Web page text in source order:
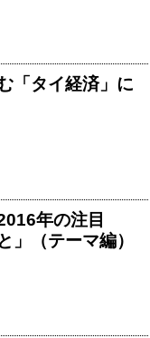
「タイ経済」に
年の注目
」（テーマ編）